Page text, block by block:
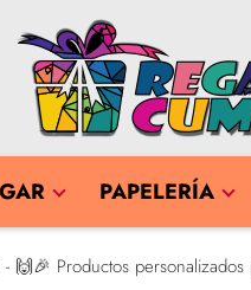
PAPELERÍA
🙌🎉 Productos